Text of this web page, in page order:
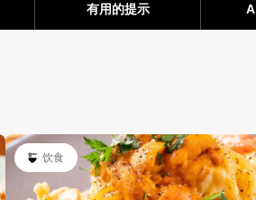
有用的提示
饮食